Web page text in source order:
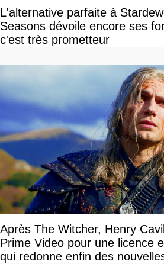
L'alternative parfaite à
Seasons dévoile encore ses
c'est très prometteur
Après The Witcher, Henry
Prime Video pour une licence
qui redonne enfin des